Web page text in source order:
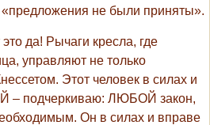
«предложения не были приняты».
да! Рычаги кресла, где
управляют не только
Этот человек в силах и
– подчеркиваю: ЛЮБОЙ закон,
Он в силах и вправе